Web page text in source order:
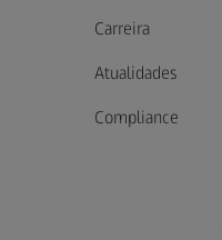
Carreira
Atualidades
Compliance